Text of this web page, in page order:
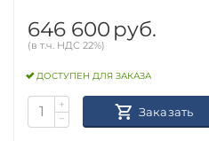
646 600 руб.
(в т.ч. НДС 22%)
ДОСТУПЕН ДЛЯ ЗАКАЗА
+
−
Заказать